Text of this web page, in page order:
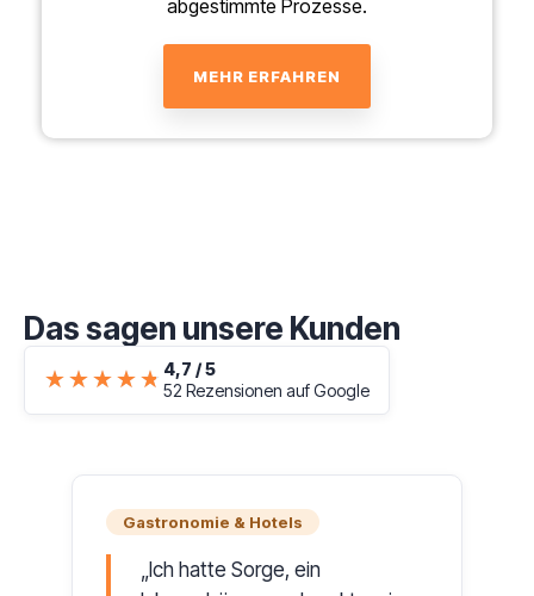
abgestimmte Prozesse.
MEHR ERFAHREN
Das sagen unsere Kunden
★★★★★
★★★★★ 4,7 / 5
52 Rezensionen auf Google
Gastronomie & Hotels
Ich hatte Sorge, ein